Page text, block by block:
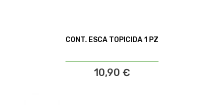
CONT. ESCA TOPICIDA 1 PZ
10,90 €